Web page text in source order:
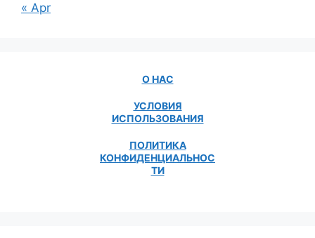
« Apr
О НАС
УСЛОВИЯ
ИСПОЛЬЗОВАНИЯ
ПОЛИТИКА
КОНФИДЕНЦИАЛЬНОС
ТИ